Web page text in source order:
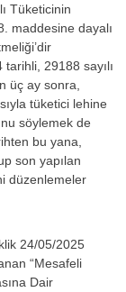
Tüketicinin
maddesine dayalı
29188 sayılı
üç ay sonra,
tüketici lehine
söylemek de
bu yana,
son yapılan
düzenlemeler
24/05/2025
“Mesafeli
Dair